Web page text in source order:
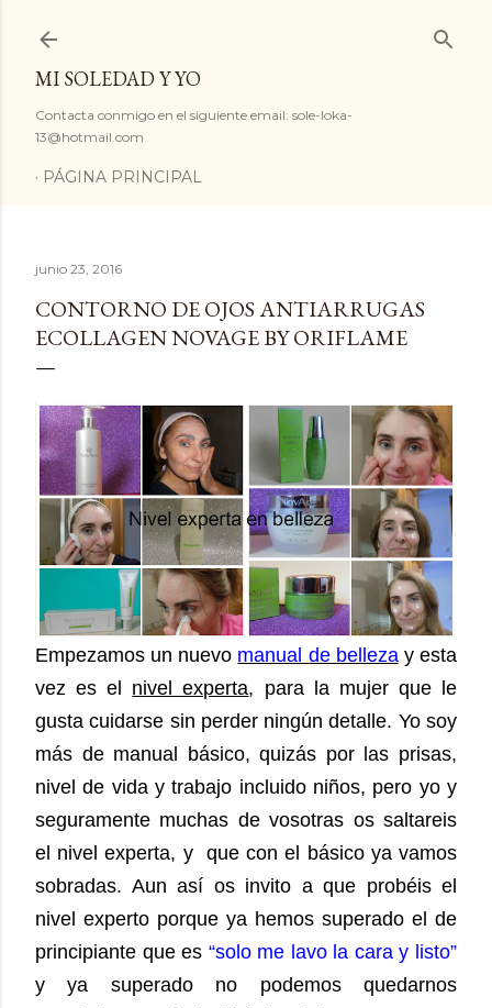
MI SOLEDAD Y YO
Contacta conmigo en el siguiente email: sole-loka-
13@hotmail.com
PÁGINA PRINCIPAL
junio 23, 2016
CONTORNO DE OJOS ANTIARRUGAS
ECOLLAGEN NOVAGE BY ORIFLAME
Empezamos un nuevo manual de bellezay esta
vez es el nivel experta, para la mujer que le
gusta cuidarse sin perder ningún detalle. Yo soy
más de manual básico, quizás por las prisas,
nivel de vida y trabajo incluido niños, pero yo y
seguramente muchas de vosotras os saltareis
el nivel experta, y que con el básico ya vamos
sobradas. Aun así os invito a que probéis el
nivel experto porque ya hemos superado el de
principiante que es “solo me lavo la cara y listo”
y ya superado no podemos quedarnos